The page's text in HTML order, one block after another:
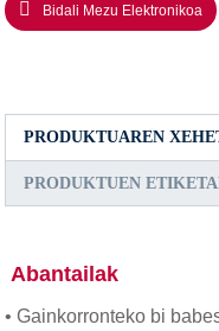
Bidali Mezu Elektronikoa
PRODUKTUAREN
PRODUKTUEN
Abantailak
• Gainkorronteko bi